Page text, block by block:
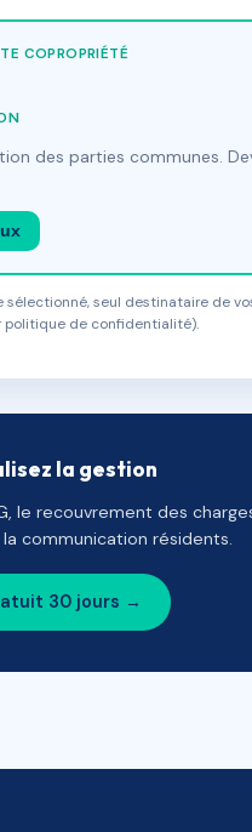
COPROPRIÉTÉ
des parties communes.
seul destinataire de
de confidentialité).
la gestion
le recouvrement des
communication résidents.
30 jours →